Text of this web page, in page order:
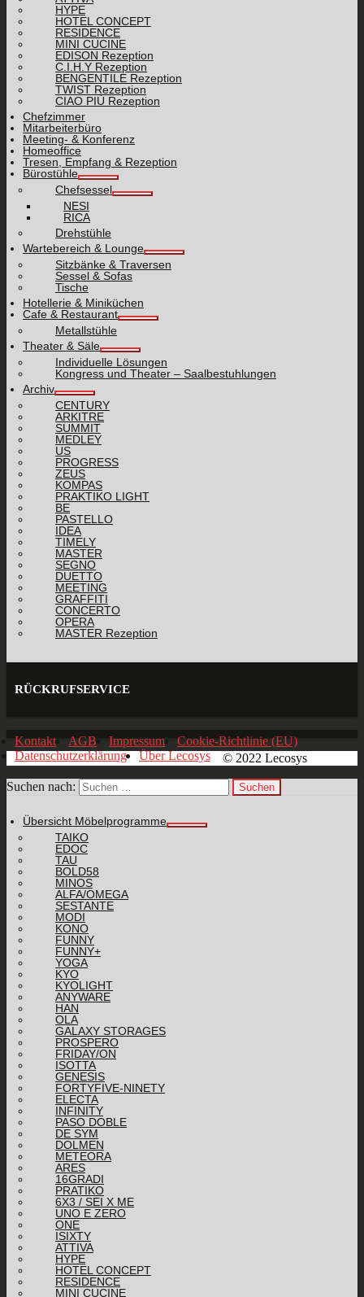
HYPE
HOTEL CONCEPT
RESIDENCE
MINI CUCINE
EDISON Rezeption
C.I.H.Y Rezeption
BENGENTILE Rezeption
TWIST Rezeption
CIAO PIÙ Rezeption
Chefzimmer
Mitarbeiterbüro
Meeting- & Konferenz
Homeoffice
Tresen, Empfang & Rezeption
Bürostühle
Chefsessel
NESI
RICA
Drehstühle
Wartebereich & Lounge
Sitzbänke & Traversen
Sessel & Sofas
Tische
Hotellerie & Miniküchen
Cafe & Restaurant
Metallstühle
Theater & Säle
Individuelle Lösungen
Kongress und Theater – Saalbestuhlungen
Archiv
CENTURY
ARKITRE
SUMMIT
MEDLEY
US
PROGRESS
ZEUS
KOMPAS
PRAKTIKO LIGHT
BE
PASTELLO
IDEA
TIMELY
MASTER
SEGNO
DUETTO
MEETING
GRAFFITI
CONCERTO
OPERA
MASTER Rezeption
RÜCKRUFSERVICE
Kontakt AGB Impressum
Cookie-Richtlinie (EU)
Datenschutzerklärung
Über Lecosys © 2022 Lecosys
Suchen nach:
Übersicht Möbelprogramme
TAIKO
EDOC
TAU
BOLD58
MINOS
ALFA/OMEGA
SESTANTE
MODI
KONO
FUNNY
FUNNY+
YOGA
KYO
KYOLIGHT
ANYWARE
HAN
OLA
GALAXY STORAGES
PROSPERO
FRIDAY/ON
ISOTTA
GENESIS
FORTYFIVE-NINETY
ELECTA
INFINITY
PASO DOBLE
DE SYM
DOLMEN
METEORA
ARES
16GRADI
PRATIKO
6X3 / SEI X ME
UNO E ZERO
ONE
ISIXTY
ATTIVA
HYPE
HOTEL CONCEPT
RESIDENCE
MINI CUCINE